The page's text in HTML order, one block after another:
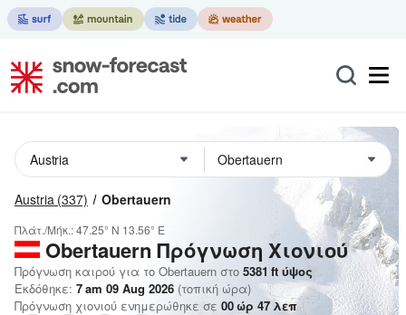
Austria (337) Obertauern
Πλάτ./Μήκ.:47.25° N 13.56° E
Obertauern Πρόγνωση Χιονιού
Πρόγνωση καιρού για το Obertauern στο 5381 ft ύψος
Εκδόθηκε: 7 am 09 Aug 2026 (τοπική ώρα)
Πρόγνωση χιονιού ενημερώθηκε σε 00ώρ 47 λεπ